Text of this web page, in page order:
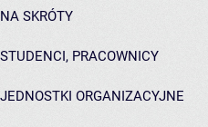
NA SKRÓTY
STUDENCI, PRACOWNICY
JEDNOSTKI ORGANIZACYJNE